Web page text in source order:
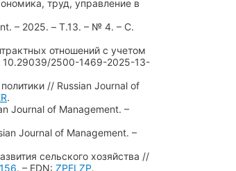
труд, управление в
– 2025. – Т.13. – № 4. – С.
отношений с учетом
10.29039/2500-1469-2025-13-
// Russian Journal of
.
Journal of Management. –
Journal of Management. –
сельского хозяйства //
. – EDN: ZPELZP.